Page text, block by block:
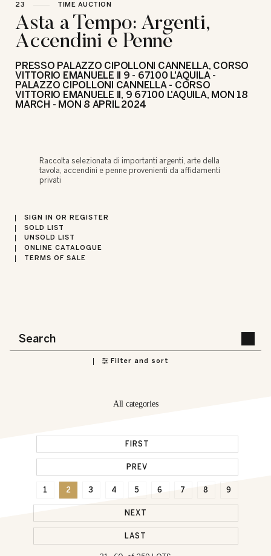
23 TIME AUCTION
Asta a Tempo: Argenti,
Accendini e Penne
PRESSO PALAZZO CIPOLLONI CANNELLA, CORSO
VITTORIO EMANUELE II 9 - 67100 L'AQUILA -
PALAZZO CIPOLLONI CANNELLA - CORSO
VITTORIO EMANUELE II, 9 67100 L'AQUILA, MON 18
MARCH - MON 8 APRIL 2024
Raccolta selezionata di importanti argenti, arte della
tavola, accendini e penne provenienti da affidamenti
privati
SIGN IN OR REGISTER
SOLD LIST
UNSOLD LIST
ONLINE CATALOGUE
TERMS OF SALE
Filter and sort
All categories
FIRST
PREV
1 2 3 4 5 6 7 8 9
NEXT
LAST